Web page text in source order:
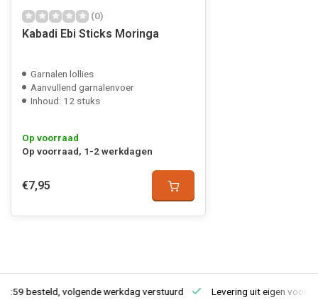
(0)
Kabadi Ebi Sticks Moringa
Garnalen lollies
Aanvullend garnalenvoer
Inhoud: 12 stuks
Op voorraad
Op voorraad, 1-2 werkdagen
€7,95
besteld, volgende werkdag verstuurd Levering uit eigen